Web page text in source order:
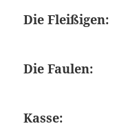
Die Fleißigen:
Die Faulen:
Kasse: